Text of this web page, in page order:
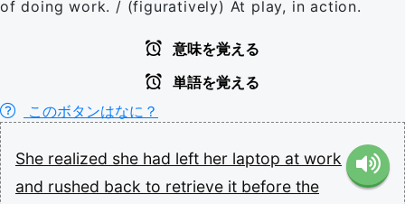
of doing work. / (figuratively) At play, in action.
意味を覚える
単語を覚える
このボタンはなに？
She realized she had left her laptop at work
and rushed back to retrieve it before the